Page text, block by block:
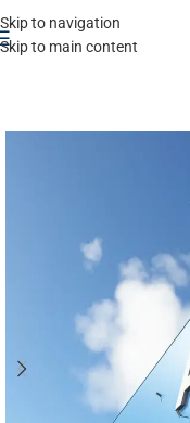
Skip to navigation
Skip to main content